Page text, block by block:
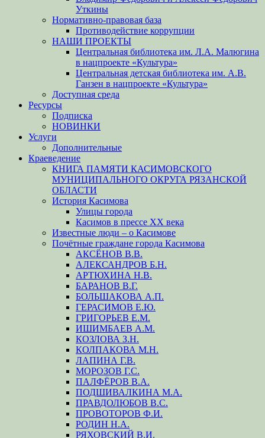
Уткины
Нормативно-правовая база
Противодействие коррупции
НАШИ ПРОЕКТЫ
Центральная библиотека им. Л.А. Малюгина
в нацпроекте «Культура»
Центральная детская библиотека им. А.В.
Ганзен в нацпроекте «Культура»
Доступная среда
Ресурсы
Подписка
НОВИНКИ
Услуги
Дополнительные
Краеведение
КНИГА ПАМЯТИ КАСИМОВСКОГО
МУНИЦИПАЛЬНОГО ОКРУГА РЯЗАНСКОЙ
ОБЛАСТИ
История Касимова
Улицы города
Касимов в прессе XX века
Известные люди – о Касимове
Почётные граждане города Касимова
АКСЁНОВ В.В.
АЛЕКСАНДРОВ Б.Н.
АРТЮХИНА Н.В.
БАРАНОВ В.Г.
БОЛЬШАКОВА А.П.
ГЕРАСИМОВ Е.Ю.
ГРИГОРЬЕВ Е.М.
ИШИМБАЕВ А.М.
КОЗЛОВА З.Н.
КОЛПАКОВА М.Н.
ЛАПИНА Г.В.
МОРОЗОВ Г.С.
ПАЛФЁРОВ В.А.
ПОДШИВАЛКИНА М.А.
ПРАВДОЛЮБОВ В.С.
ПРОВОТОРОВ Ф.И.
РОДИН Н.А.
РЯХОВСКИЙ В.И.